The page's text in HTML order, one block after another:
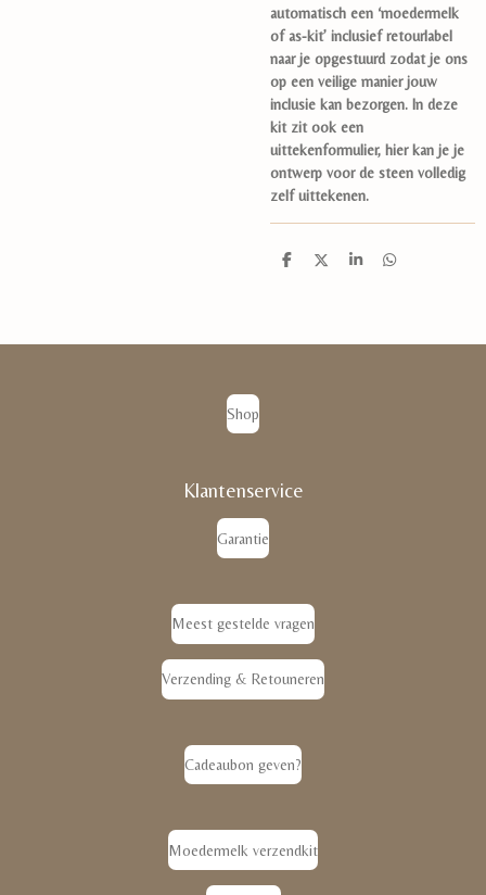
automatisch een ‘moedermelk
of as-kit’ inclusief retourlabel
naar je opgestuurd zodat je ons
op een veilige manier jouw
inclusie kan bezorgen. In deze
kit zit ook een
uittekenformulier, hier kan je je
ontwerp voor de steen volledig
zelf uittekenen.
D
D
S
D
Shop
Klantenservice
Garantie
Meest gestelde vragen
Verzending & Retouneren
Cadeaubon geven?
Moedermelk verzendkit